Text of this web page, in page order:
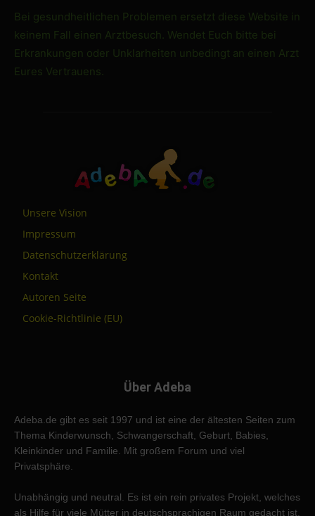
Bei gesundheitlichen Problemen ersetzt diese Website in
keinem Fall einen Arztbesuch. Wendet Euch bitte bei
Erkrankungen oder Unklarheiten unbedingt an einen Arzt
Eures Vertrauens.
Unsere Vision
Impressum
Datenschutzerklärung
Kontakt
Autoren Seite
Cookie-Richtlinie (EU)
Über Adeba
Adeba.de gibt es seit 1997 und ist eine der ältesten Seiten zum
Thema Kinderwunsch, Schwangerschaft, Geburt, Babies,
Kleinkinder und Familie. Mit großem Forum und viel
Privatsphäre.
Unabhängig und neutral. Es ist ein rein privates Projekt, welches
als Hilfe für viele Mütter in deutschsprachigen Raum gedacht ist.